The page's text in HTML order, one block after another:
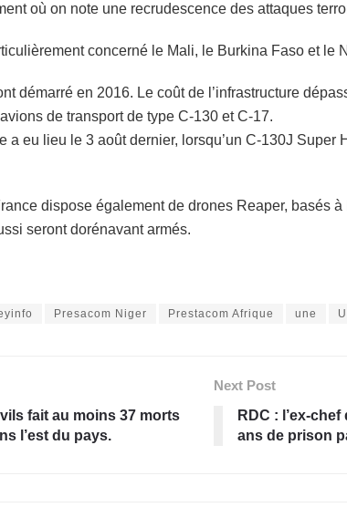
où on note une recrudescence des attaques
concerné le Mali, le Burkina Faso et le
démarré en 2016. Le coût de l’infrastructure
de transport de type C-130 et C-17.
a eu lieu le 3 août dernier, lorsqu’un C-130J
dispose également de drones Reaper, basés
seront dorénavant armés.
Presacom Niger Prestacom Afrique une
fait au moins 37 morts
l’est du pays.
Next Post
RDC : l’ex-
ans de prison